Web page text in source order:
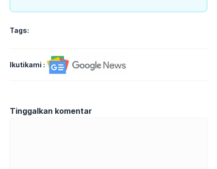
Tags:
Ikutikami :
Tinggalkan komentar